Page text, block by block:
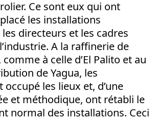
Ce sont eux qui ont
les installations
directeurs et les cadres
A la raffinerie de
à celle d’El Palito et au
de Yagua, les
les lieux et, d’une
et méthodique, ont rétabli le
normal des installations. Ceci